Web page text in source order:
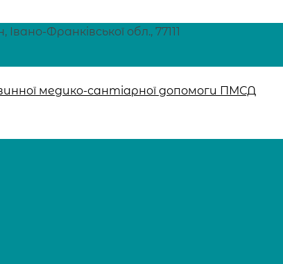
Франківської обл., 77111